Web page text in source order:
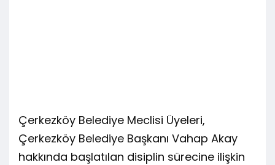
Çerkezköy Belediye Meclisi Üyeleri,
Çerkezköy Belediye Başkanı Vahap Akay
hakkında başlatılan disiplin sürecine ilişkin